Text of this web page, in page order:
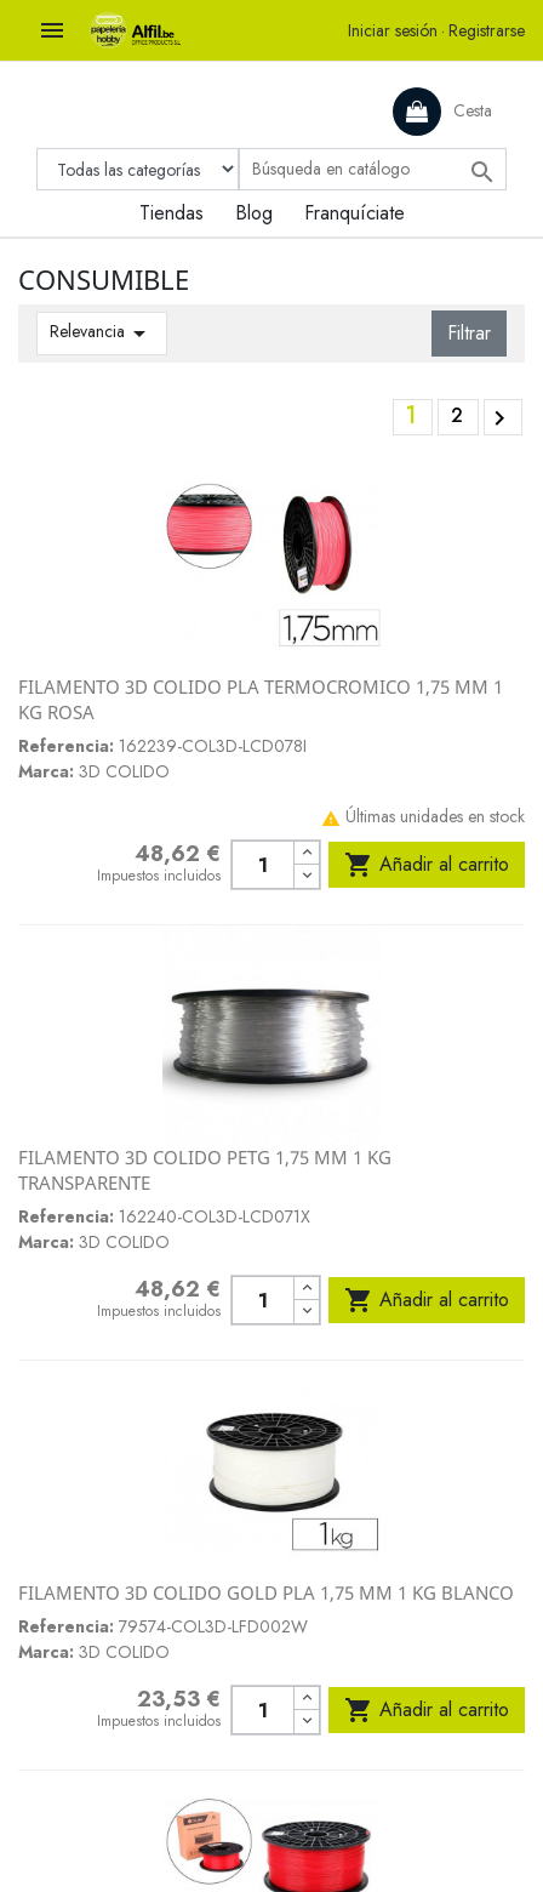
 Iniciar sesión · Registrarse
Cesta

Tiendas Blog Franquíciate
CONSUMIBLE
Relevancia  Filtrar
1 2 
FILAMENTO 3D COLIDO PLA TERMOCROMICO 1,75 MM 1
KG ROSA
Referencia: 162239-COL3D-LCD078I
Marca: 3D COLIDO
 Últimas unidades en stock
Precio48,62 €
Impuestos incluidos  Añadir al carrito
FILAMENTO 3D COLIDO PETG 1,75 MM 1 KG
TRANSPARENTE
Referencia: 162240-COL3D-LCD071X
Marca: 3D COLIDO
Precio48,62 €
Impuestos incluidos  Añadir al carrito
FILAMENTO 3D COLIDO GOLD PLA 1,75 MM 1 KG BLANCO
Referencia: 79574-COL3D-LFD002W
Marca: 3D COLIDO
Precio23,53 €
Impuestos incluidos  Añadir al carrito